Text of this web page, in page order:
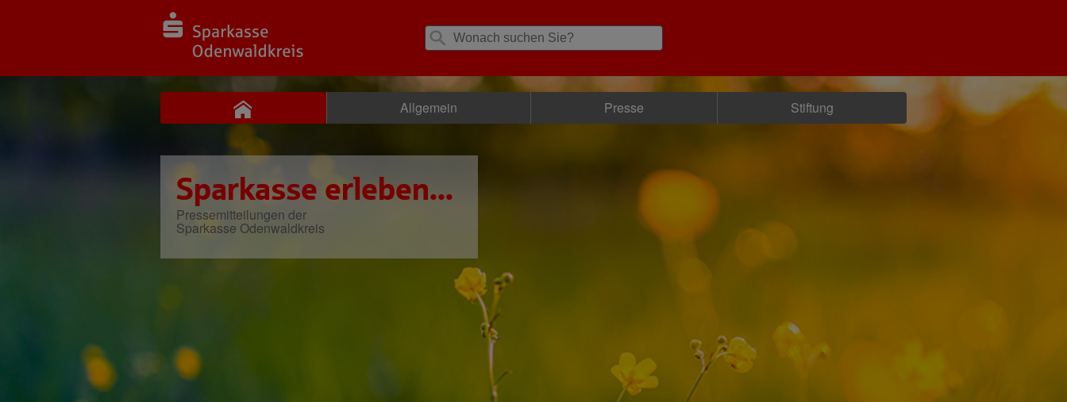
Allgemein Presse Stiftung
Sparkasse erleben...
Pressemitteilungen der
Sparkasse Odenwaldkreis